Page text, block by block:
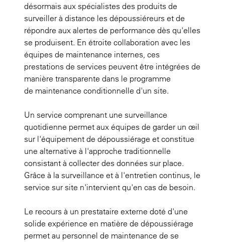
désormais aux spécialistes des produits de
surveiller à distance les dépoussiéreurs et de
répondre aux alertes de performance dès qu'elles
se produisent. En étroite collaboration avec les
équipes de maintenance internes, ces
prestations de services peuvent être intégrées de
manière transparente dans le programme
de maintenance conditionnelle d'un site.
Un service comprenant une surveillance
quotidienne permet aux équipes de garder un œil
sur l'équipement de dépoussiérage et constitue
une alternative à l'approche traditionnelle
consistant à collecter des données sur place.
Grâce à la surveillance et à l'entretien continus, le
service sur site n'intervient qu'en cas de besoin.
Le recours à un prestataire externe doté d'une
solide expérience en matière de dépoussiérage
permet au personnel de maintenance de se